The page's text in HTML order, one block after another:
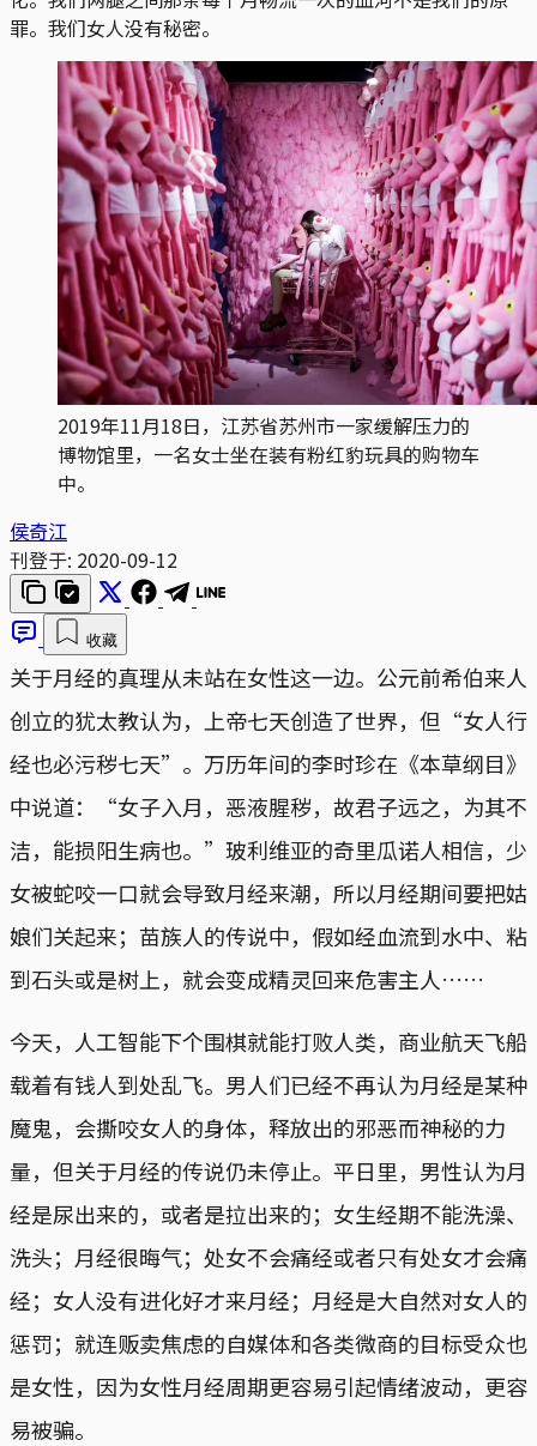
罪。我们女人没有秘密。
2019年11月18日，江苏省苏州市一家缓解压力的
博物馆里，一名女士坐在装有粉红豹玩具的购物车
中。
侯奇江
刊登于: 2020-09-12
收藏
关于月经的真理从未站在女性这一边。公元前希伯来人
创立的犹太教认为，上帝七天创造了世界，但“女人行
经也必污秽七天”。万历年间的李时珍在《本草纲目》
中说道：“女子入月，恶液腥秽，故君子远之，为其不
洁，能损阳生病也。”玻利维亚的奇里瓜诺人相信，少
女被蛇咬一口就会导致月经来潮，所以月经期间要把姑
娘们关起来；苗族人的传说中，假如经血流到水中、粘
到石头或是树上，就会变成精灵回来危害主人……
今天，人工智能下个围棋就能打败人类，商业航天飞船
载着有钱人到处乱飞。男人们已经不再认为月经是某种
魔鬼，会撕咬女人的身体，释放出的邪恶而神秘的力
量，但关于月经的传说仍未停止。平日里，男性认为月
经是尿出来的，或者是拉出来的；女生经期不能洗澡、
洗头；月经很晦气；处女不会痛经或者只有处女才会痛
经；女人没有进化好才来月经；月经是大自然对女人的
惩罚；就连贩卖焦虑的自媒体和各类微商的目标受众也
是女性，因为女性月经周期更容易引起情绪波动，更容
易被骗。